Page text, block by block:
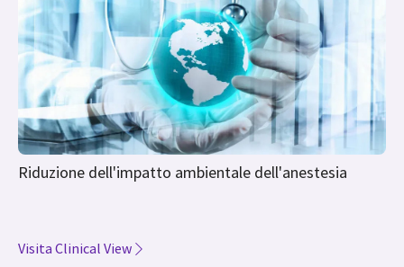
Complicanze polmonari postoperatorie